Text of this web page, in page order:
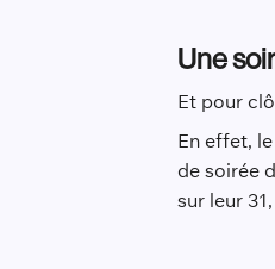
Une
Et pour
En effet,
de soirée
sur leur